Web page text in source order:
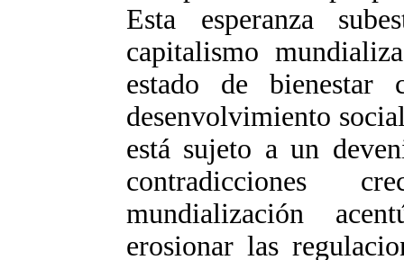
Esta esperanza
capitalismo
estado de
desenvolvimiento
está sujeto a un
contradicciones
mundialización
erosionar las